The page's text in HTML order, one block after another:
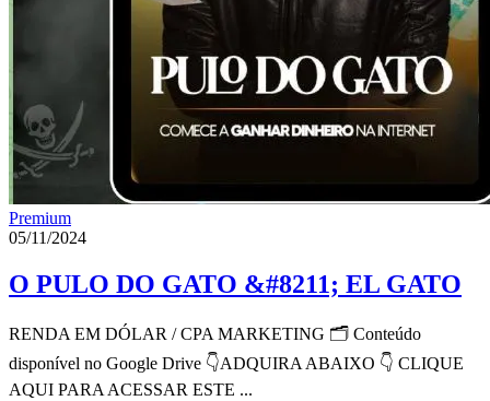
Premium
05/11/2024
O PULO DO GATO &#8211; EL GATO
RENDA EM DÓLAR / CPA MARKETING 🗂 Conteúdo
disponível no Google Drive 👇ADQUIRA ABAIXO 👇 CLIQUE
AQUI PARA ACESSAR ESTE ...